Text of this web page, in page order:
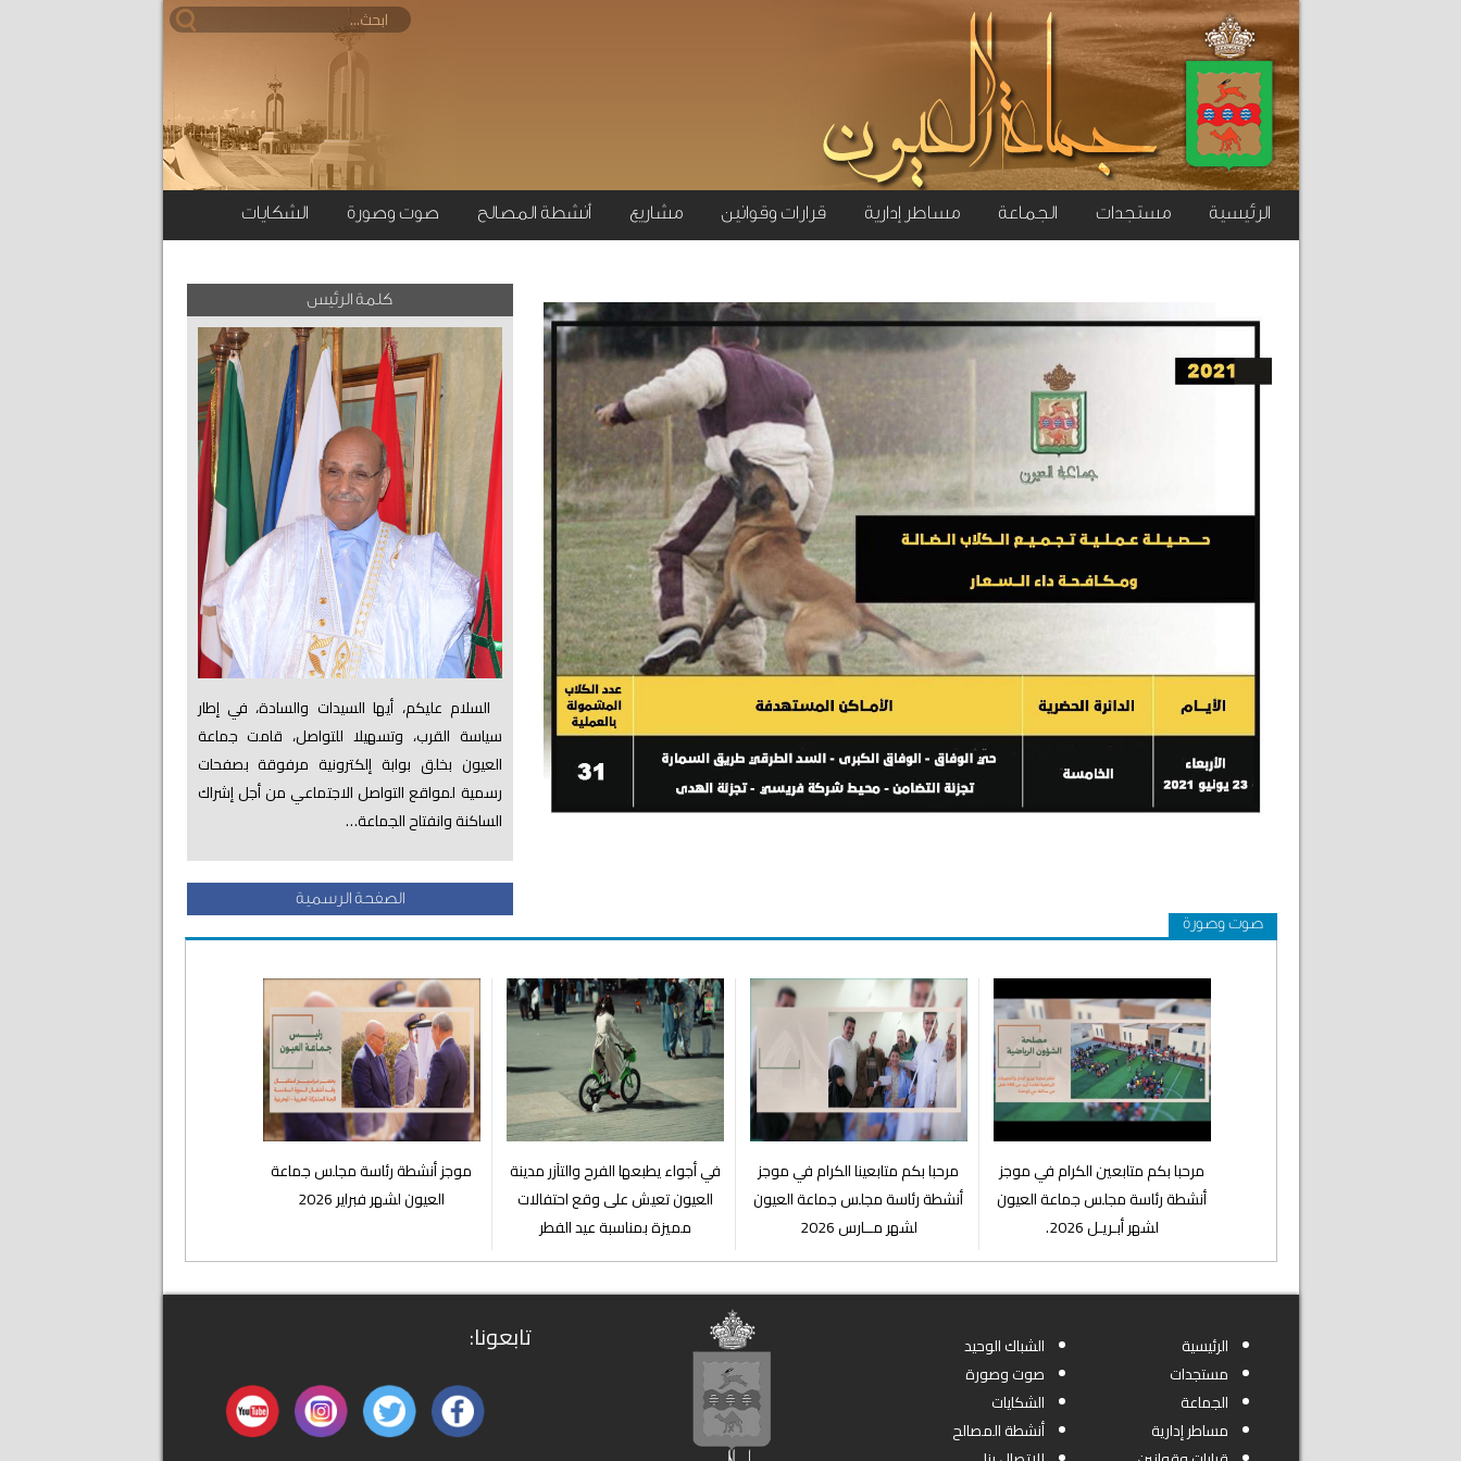
الرئيسية مستجدات الجماعة مساطر إدارية قرارات وقوانين مشاريع أنشطة المصالح صوت وصورة الشكايات
كلمة الرئيس
السلام عليكم، أيها السيدات والسادة، في إطار
سياسة القرب، وتسهيلا للتواصل، قامت جماعة
العيون بخلق بوابة إلكترونية مرفوقة بصفحات
رسمية لمواقع التواصل الاجتماعي من أجل إشراك
الساكنة وانفتاح الجماعة…
الصفحة الرسمية
صوت وصورة
⁨مرحبا بكم متابعين الكرام في موجز
أنشطة رئاسة مجلس جماعة العيون
لشهر أبـريـل 2026.
مرحبا بكم متابعينا الكرام في موجز
أنشطة رئاسة مجلس جماعة العيون
لشهر مــارس 2026
في أجواء يطبعها الفرح والتآزر مدينة
العيون تعيش على وقع احتفالات
مميزة بمناسبة عيد الفطر
موجز أنشطة رئاسة مجلس جماعة
العيون لشهر فبراير 2026
الرئيسية
مستجدات
الجماعة
مساطر إدارية
الشباك الوحيد
صوت وصورة
الشكايات
أنشطة المصالح
تابعونا: